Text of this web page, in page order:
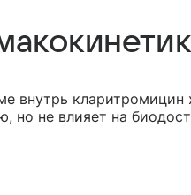
внутрь
но не влияет на